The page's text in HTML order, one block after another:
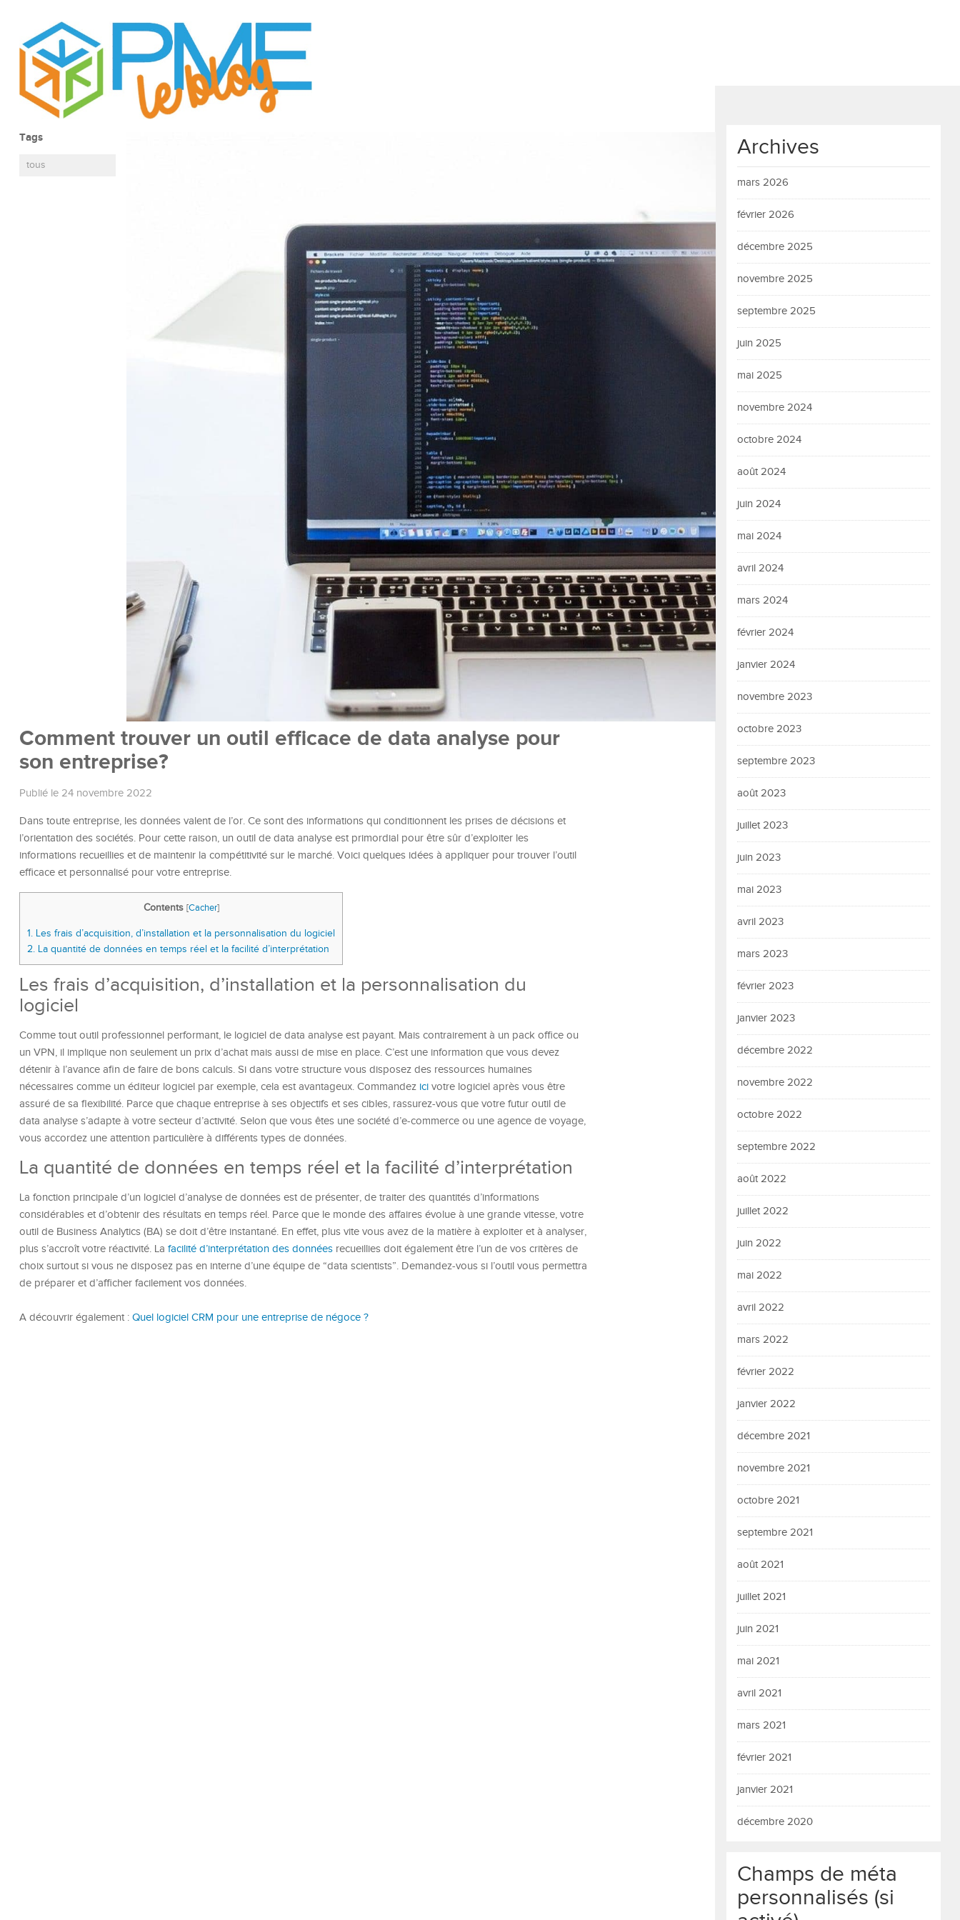
Tags
tous
Comment trouver un outil efficace de data analyse pour
son entreprise?
Publié le 24 novembre 2022
Dans toute entreprise, les données valent de l’or. Ce sont des informations qui conditionnent les prises de décisions et
l’orientation des sociétés. Pour cette raison, un outil de data analyse est primordial pour être sûr d’exploiter les
informations recueillies et de maintenir la compétitivité sur le marché. Voici quelques idées à appliquer pour trouver l’outil
efficace et personnalisé pour votre entreprise.
Contents [Cacher]
1. Les frais d’acquisition, d’installation et la personnalisation du logiciel
2. La quantité de données en temps réel et la facilité d’interprétation
Les frais d’acquisition, d’installation et la personnalisation du
logiciel
Comme tout outil professionnel performant, le logiciel de data analyse est payant. Mais contrairement à un pack office ou
un VPN, il implique non seulement un prix d’achat mais aussi de mise en place. C’est une information que vous devez
détenir à l’avance afin de faire de bons calculs. Si dans votre structure vous disposez des ressources humaines
nécessaires comme un éditeur logiciel par exemple, cela est avantageux. Commandez ici votre logiciel après vous être
assuré de sa flexibilité. Parce que chaque entreprise à ses objectifs et ses cibles, rassurez-vous que votre futur outil de
data analyse s’adapte à votre secteur d’activité. Selon que vous êtes une société d’e-commerce ou une agence de voyage,
vous accordez une attention particulière à différents types de données.
La quantité de données en temps réel et la facilité d’interprétation
La fonction principale d’un logiciel d’analyse de données est de présenter, de traiter des quantités d’informations
considérables et d’obtenir des résultats en temps réel. Parce que le monde des affaires évolue à une grande vitesse, votre
outil de Business Analytics (BA) se doit d’être instantané. En effet, plus vite vous avez de la matière à exploiter et à analyser,
plus s’accroît votre réactivité. La facilité d’interprétation des données recueillies doit également être l’un de vos critères de
choix surtout si vous ne disposez pas en interne d’une équipe de “data scientists”. Demandez-vous si l’outil vous permettra
de préparer et d’afficher facilement vos données.
A découvrir également : Quel logiciel CRM pour une entreprise de négoce ?
Archives
mars 2026
février 2026
décembre 2025
novembre 2025
septembre 2025
juin 2025
mai 2025
novembre 2024
octobre 2024
août 2024
juin 2024
mai 2024
avril 2024
mars 2024
février 2024
janvier 2024
novembre 2023
octobre 2023
septembre 2023
août 2023
juillet 2023
juin 2023
mai 2023
avril 2023
mars 2023
février 2023
janvier 2023
décembre 2022
novembre 2022
octobre 2022
septembre 2022
août 2022
juillet 2022
juin 2022
mai 2022
avril 2022
mars 2022
février 2022
janvier 2022
décembre 2021
novembre 2021
octobre 2021
septembre 2021
août 2021
juillet 2021
juin 2021
mai 2021
avril 2021
mars 2021
février 2021
janvier 2021
décembre 2020
Champs de méta
personnalisés (si